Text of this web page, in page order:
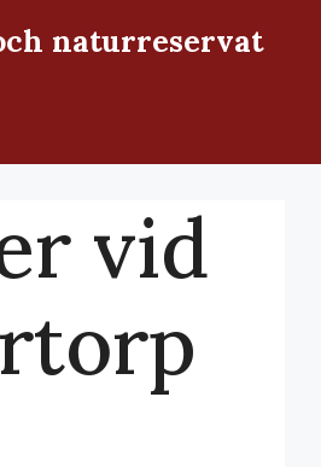
naturreservat
vid